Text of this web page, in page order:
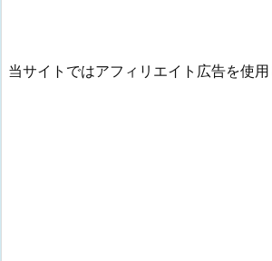
当サイトではアフィリエイト広告を使